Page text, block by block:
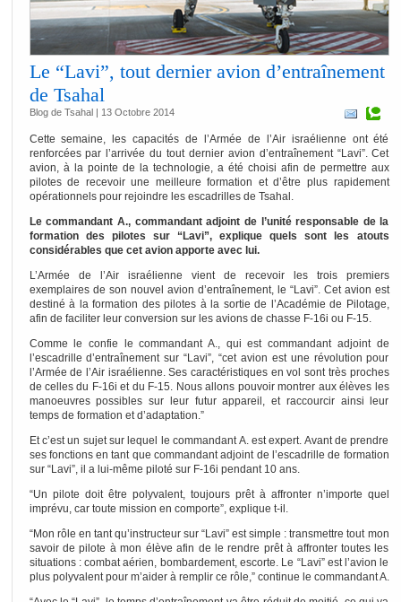
Le “Lavi”, tout dernier avion d’entraînement
de Tsahal
Blog de Tsahal | 13 Octobre 2014
Cette semaine, les capacités de l’Armée de l’Air israélienne ont été
renforcées par l’arrivée du tout dernier avion d’entraînement “Lavi”. Cet
avion, à la pointe de la technologie, a été choisi afin de permettre aux
pilotes de recevoir une meilleure formation et d’être plus rapidement
opérationnels pour rejoindre les escadrilles de Tsahal.
Le commandant A., commandant adjoint de l’unité responsable de la
formation des pilotes sur “Lavi”, explique quels sont les atouts
considérables que cet avion apporte avec lui.
L’Armée de l’Air israélienne vient de recevoir les trois premiers
exemplaires de son nouvel avion d’entraînement, le “Lavi”. Cet avion est
destiné à la formation des pilotes à la sortie de l’Académie de Pilotage,
afin de faciliter leur conversion sur les avions de chasse F-16i ou F-15.
Comme le confie le commandant A., qui est commandant adjoint de
l’escadrille d’entraînement sur “Lavi”, “cet avion est une révolution pour
l’Armée de l’Air israélienne. Ses caractéristiques en vol sont très proches
de celles du F-16i et du F-15. Nous allons pouvoir montrer aux élèves les
manoeuvres possibles sur leur futur appareil, et raccourcir ainsi leur
temps de formation et d’adaptation.”
Et c’est un sujet sur lequel le commandant A. est expert. Avant de prendre
ses fonctions en tant que commandant adjoint de l’escadrille de formation
sur “Lavi”, il a lui-même piloté sur F-16i pendant 10 ans.
“Un pilote doit être polyvalent, toujours prêt à affronter n’importe quel
imprévu, car toute mission en comporte”, explique t-il.
“Mon rôle en tant qu’instructeur sur “Lavi” est simple : transmettre tout mon
savoir de pilote à mon élève afin de le rendre prêt à affronter toutes les
situations : combat aérien, bombardement, escorte. Le “Lavi” est l’avion le
plus polyvalent pour m’aider à remplir ce rôle,” continue le commandant A.